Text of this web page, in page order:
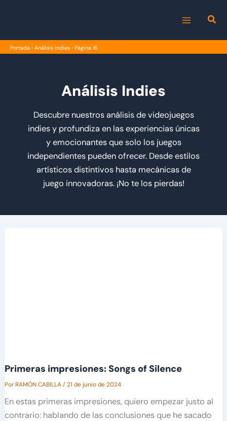
MENU
Portada › Análisis Indies › Página 16
Análisis Indies
Descubre nuestros análisis de videojuegos
indies y profundiza en las experiencias únicas
y emocionantes que solo los juegos
independientes pueden ofrecer. Desde estilos
artísticos distintivos hasta mecánicas de
juego innovadoras. ¡No te los pierdas!
Primeras impresiones: Songs of Silence
PorRAMÓN CABILLA/21 de junio de 2024
En estas primeras impresiones, quiero empezar justo al
contrario: hablando de las conclusiones que he sacado